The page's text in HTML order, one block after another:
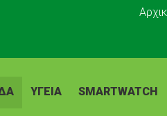
ΥΓΕΊΑ SMARTWATCH